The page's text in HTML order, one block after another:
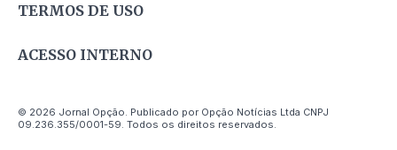
TERMOS DE USO
ACESSO INTERNO
© 2026 Jornal Opção. Publicado por Opção Notícias Ltda CNPJ
09.236.355/0001-59. Todos os direitos reservados.